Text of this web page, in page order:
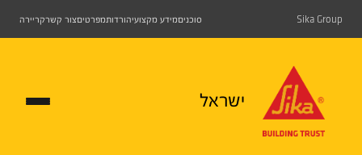
Sika Group סוכניםמידע מקצועיהורדותמפרטיםצור קשרקריירה
ישראל